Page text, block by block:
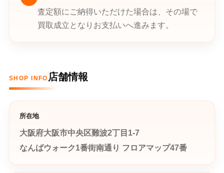
査定額にご納得いただけた場合は、その場で
買取成立となりお支払いへ進みます。
SHOP INFO 店舗情報
所在地
大阪府大阪市中央区難波2丁目1-7
なんばウォーク1番街南通り フロアマップ47番